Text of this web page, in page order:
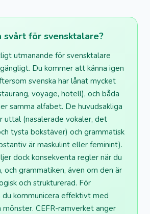
svårt för svensktalare?
utmanande för svensktalare
Du kommer att känna igen
svenska har lånat mycket
voyage, hotell), och båda
samma alfabet. De huvudsakliga
uttal (nasalerade vokaler, det
tysta bokstäver) och grammatisk
är maskulint eller feminint).
dock konsekventa regler när du
och grammatiken, även om den är
och strukturerad. För
du kommunicera effektivt med
mönster. CEFR-ramverket anger